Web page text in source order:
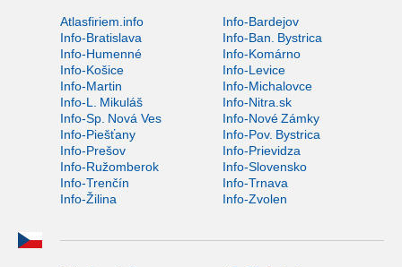
Atlasfiriem.info
Info-Bardejov
Info-Bratislava
Info-Ban. Bystrica
Info-Humenné
Info-Komárno
Info-Košice
Info-Levice
Info-Martin
Info-Michalovce
Info-L. Mikuláš
Info-Nitra.sk
Info-Sp. Nová Ves
Info-Nové Zámky
Info-Piešťany
Info-Pov. Bystrica
Info-Prešov
Info-Prievidza
Info-Ružomberok
Info-Slovensko
Info-Trenčín
Info-Trnava
Info-Žilina
Info-Zvolen